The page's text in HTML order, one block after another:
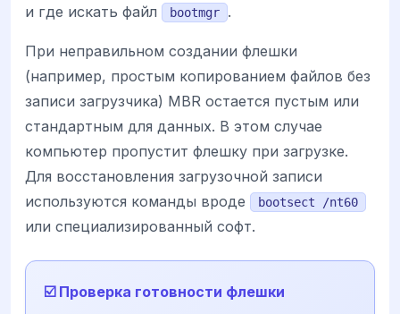
и где искать файл
bootmgr .
При неправильном создании флешки
(например, простым копированием файлов без
записи загрузчика) MBR остается пустым или
стандартным для данных. В этом случае
компьютер пропустит флешку при загрузке.
Для восстановления загрузочной записи
используются команды вроде
bootsect /nt60
или специализированный софт.
☑️ Проверка готовности флешки